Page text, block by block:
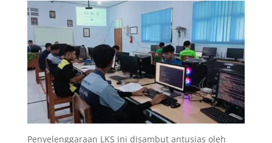
Penyelenggaraan LKS ini disambut antusias oleh